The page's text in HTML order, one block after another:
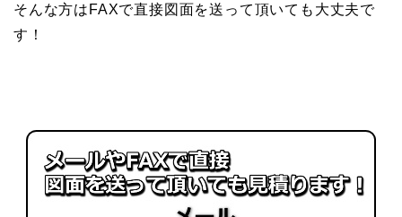
そんな方はFAXで直接図面を送って頂いても大丈夫で
す！